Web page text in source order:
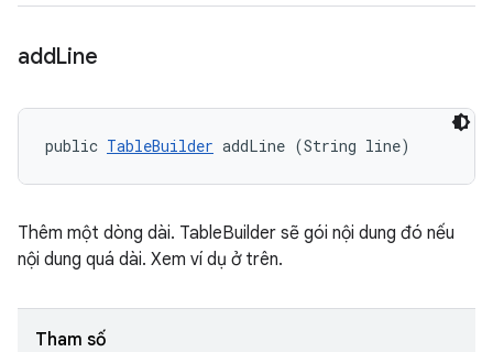
addLine
public TableBuilder addLine (String line)
Thêm một dòng dài. TableBuilder sẽ gói nội dung đó nếu
nội dung quá dài. Xem ví dụ ở trên.
Tham số